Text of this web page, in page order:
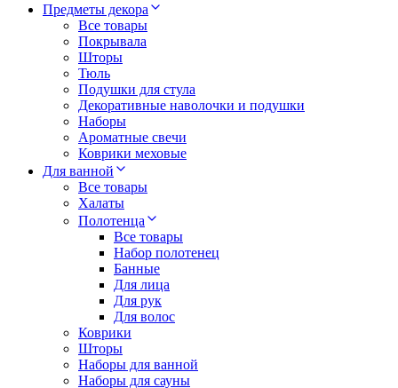
Предметы декора
Все товары
Покрывала
Шторы
Тюль
Подушки для стула
Декоративные наволочки и подушки
Наборы
Ароматные свечи
Коврики меховые
Для ванной
Все товары
Халаты
Полотенца
Все товары
Набор полотенец
Банные
Для лица
Для рук
Для волос
Коврики
Шторы
Наборы для ванной
Наборы для сауны